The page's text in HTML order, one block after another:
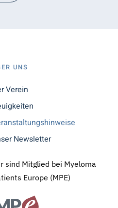
UNS
Verein
Newsletter
sind Mitglied bei Myeloma
Europe (MPE)